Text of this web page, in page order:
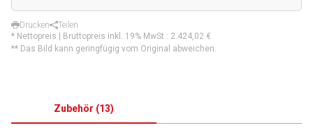
Drucken
Teilen
* Nettopreis | Bruttopreis inkl. 19% MwSt.: 2.424,02 €
** Das Bild kann geringfügig vom Original abweichen.
Zubehör (13)